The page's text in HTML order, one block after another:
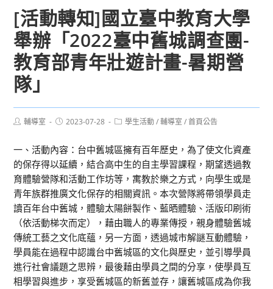
[活動轉知]國立臺中教育大學
舉辦「2022臺中舊城調查團-
教育部青年壯遊計畫-暑期營
隊」
Post輔導室
Post2023-07-28
Post學生活動 / 輔導室 / 首頁公告
一、活動內容：台中舊城區擁有百年歷史，為了使文化資產
的保存得以延續，結合高中生的自主學習課程，期望透過教
育體驗營隊和活動工作坊等，寓教於樂之方式，向學生或是
青年族群推廣文化保存的相關資訊。本次營隊將帶領學員走
讀百年台中舊城，體驗太陽餅製作、藍晒體驗、活版印刷術
（依活動梯次而定），藉由職人的專業傳授，親身體驗舊城
傳統工藝之文化底蘊，另一方面，透過城市解謎互動體驗，
學員能在過程中認識台中舊城區的文化與歷史，並引導學員
進行社會議題之思辨，最後藉由學員之間的分享，使學員互
相學習與進步，享受舊城區的新舊並存，讓舊城區成為你我